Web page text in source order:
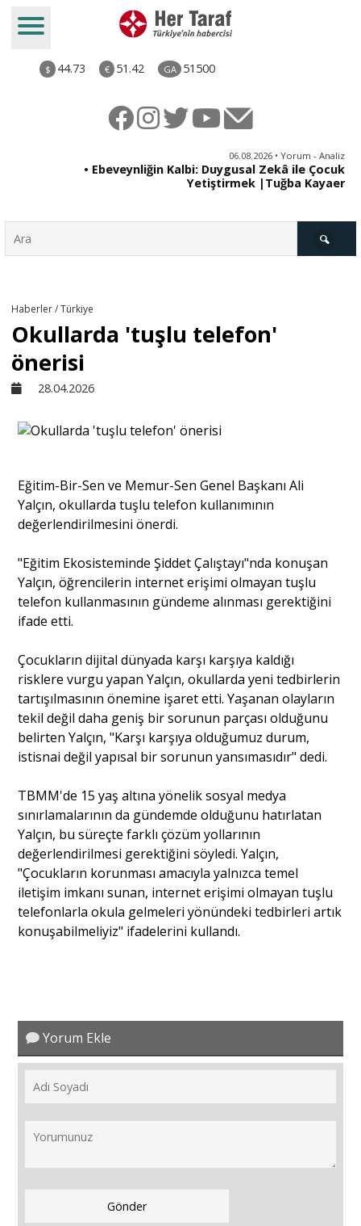
$ 44.73 € 51.42 GA 51500
06.08.2026 • Yorum - Analiz
• Ebeveynliğin Kalbi: Duygusal Zekâ ile Çocuk
Yetiştirmek |Tuğba Kayaer
Derkenar
Ekonomi
Dünya
Yorum - Analiz
Söyleşi
Yazı Dizisi
Yazarlar
Eğitim
Haberler / Türkiye
Okullarda 'tuşlu telefon'
önerisi
28.04.2026
Eğitim-Bir-Sen ve Memur-Sen Genel Başkanı Ali
Yalçın, okullarda tuşlu telefon kullanımının
değerlendirilmesini önerdi.
"Eğitim Ekosisteminde Şiddet Çalıştayı"nda konuşan
Yalçın, öğrencilerin internet erişimi olmayan tuşlu
telefon kullanmasının gündeme alınması gerektiğini
ifade etti.
Çocukların dijital dünyada karşı karşıya kaldığı
risklere vurgu yapan Yalçın, okullarda yeni tedbirlerin
tartışılmasının önemine işaret etti. Yaşanan olayların
tekil değil daha geniş bir sorunun parçası olduğunu
belirten Yalçın, "Karşı karşıya olduğumuz durum,
istisnai değil yapısal bir sorunun yansımasıdır" dedi.
TBMM'de 15 yaş altına yönelik sosyal medya
sınırlamalarının da gündemde olduğunu hatırlatan
Yalçın, bu süreçte farklı çözüm yollarının
değerlendirilmesi gerektiğini söyledi. Yalçın,
"Çocukların korunması amacıyla yalnızca temel
iletişim imkanı sunan, internet erişimi olmayan tuşlu
telefonlarla okula gelmeleri yönündeki tedbirleri artık
konuşabilmeliyiz" ifadelerini kullandı.
Yorum Ekle